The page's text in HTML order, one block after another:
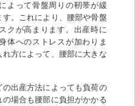
よって骨盤周りの靭帯が緩
。これにより、腰部や骨盤
クが高まります。出産時に
体へのストレスが加わりま
方によって、腰部に大きな
出産方法によっても負荷の
場合も腰部に負担がかかる